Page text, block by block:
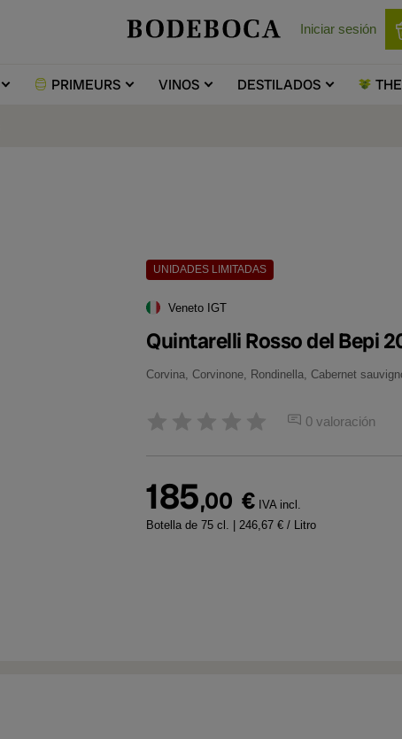
Iniciar sesión
PRIMEURS VINOS DESTILADOS THE
UNIDADES LIMITADAS
Veneto IGT
Quintarelli Rosso del Bepi
Corvina, Corvinone, Rondinella, Cabernet
0 valoración
185,00 € IVA incl.
Botella de 75 cl.
| 246,67 € / Litro